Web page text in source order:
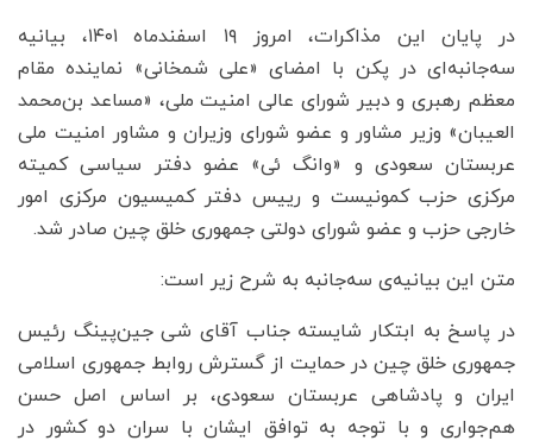
در پایان این مذاکرات، امروز ۱۹ اسفندماه ۱۴۰۱، بیانیه
سه‌جانبه‌ای در پکن با امضای «علی شمخانی» نماینده مقام
معظم رهبری و دبیر شورای عالی امنیت ملی، «مساعد بن‌محمد
العیبان» وزیر مشاور و عضو شورای وزیران و مشاور امنیت ملی
عربستان سعودی و «وانگ ئی» عضو دفتر سیاسی کمیته
مرکزی حزب کمونیست و رییس دفتر کمیسیون مرکزی امور
خارجی حزب و عضو شورای دولتی جمهوری خلق چین صادر شد.
متن این بیانیه‌ی سه‌جانبه به شرح زیر است:
در پاسخ به ابتکار شایسته جناب آقای شی جین‌پینگ رئیس
جمهوری خلق چین در حمایت از گسترش روابط جمهوری اسلامی
ایران و پادشاهی عربستان سعودی، بر اساس اصل حسن
هم‌جواری و با توجه به توافق ایشان با سران دو کشور در